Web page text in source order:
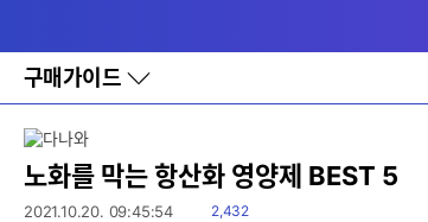
와
홈
구매가이드
바
로
레
이
어
노화를 막는 항산화 영양제 BEST 5
2021.10.20. 09:45:54
읽
2,432